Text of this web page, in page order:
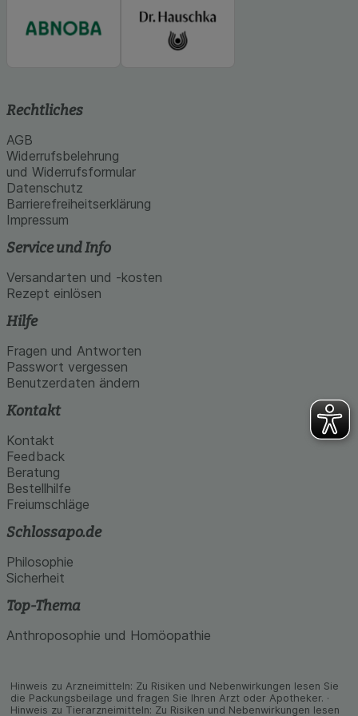
Rechtliches
AGB
Widerrufsbelehrung
und Widerrufsformular
Datenschutz
Barrierefreiheitserklärung
Impressum
Service und Info
Versandarten und -kosten
Rezept einlösen
Hilfe
Fragen und Antworten
Passwort vergessen
Benutzerdaten ändern
Kontakt
Kontakt
Feedback
Beratung
Bestellhilfe
Freiumschläge
Schlossapo.de
Philosophie
Sicherheit
Top-Thema
Anthroposophie und Homöopathie
Hinweis zu Arzneimitteln: Zu Risiken und Neben­wirkungen lesen Sie
die Packungs­beilage und fragen Sie Ihren Arzt oder Apo­theker. ·
Hinweis zu Tier­arz­nei­mitteln: Zu Risiken und Neben­wirkungen lesen